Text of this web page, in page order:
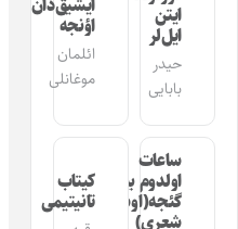
ایتن
ایل‌لر
حیدر
بابایی
ایشیق‌دان
اؤنجه
ائلمان
موغانلی
ساعات
اولدوم بیر
گئجه(اوشاق
شعری)
کیتاب
تانیتیمی